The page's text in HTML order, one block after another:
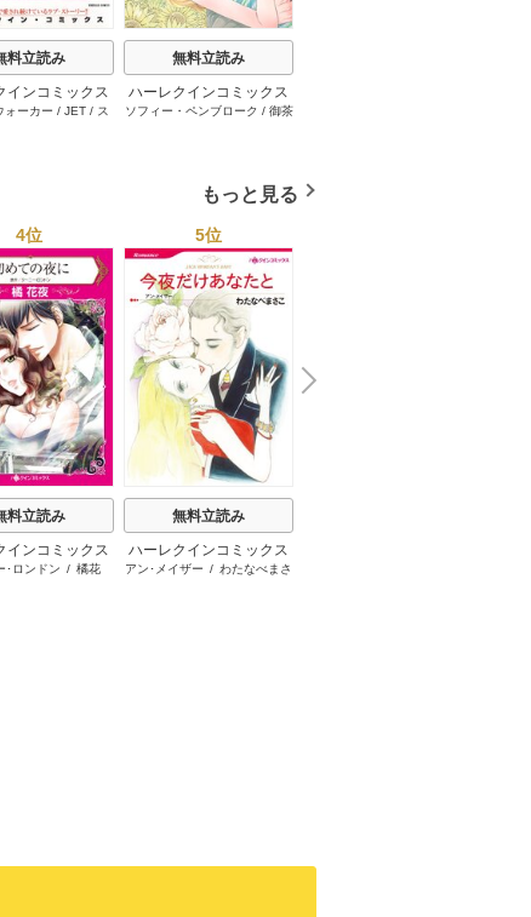
料立読み
インコミックス
年 vol.1001
ォーカー / JET/ ス
無料立読み
ハーレクインコミックス
セット 2026年 vol.1062
ソフィー・ペンブローク / 御茶
一ノ関りん子
もっと見る
4位
料立読み
インコミックス
年 vol.1064
･ロンドン / 橘花
5位
無料立読み
ハーレクインコミックス
セット 2026年 vol.1061
アン･メイザー / わたなべまさ
N
e
x
t